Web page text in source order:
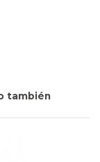
también